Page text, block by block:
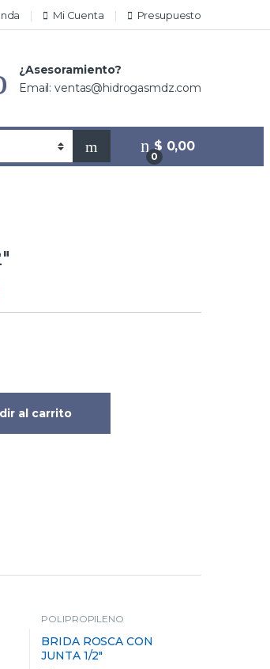
Mi Cuenta Presupuesto
¿Asesoramiento?
Email: ventas@hidrogasmdz.com
0
$ 0,00
al carrito
POLIPROPILENO
BRIDA ROSCA CON
JUNTA 1/2″